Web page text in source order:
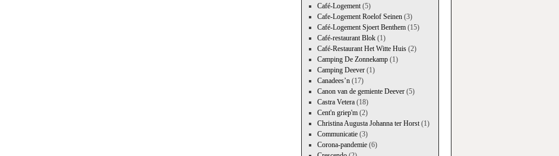
Café-Logement(5)
Cafe-Logement Roelof Seinen(3)
Café-Logement Sjoert Benthem(15)
Café-restaurant Blok(1)
Café-Restaurant Het Witte Huis(2)
Camping De Zonnekamp(1)
Camping Deever(1)
Canadees’n(17)
Canon van de gemiente Deever(5)
Castra Vetera(18)
Cent'n griep'm(2)
Christina Augusta Johanna ter Horst(1)
Communicatie(3)
Corona-pandemie(6)